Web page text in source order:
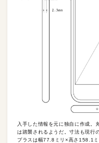
入手した情報を元に独自に作成
は踏襲されるようだ。寸法も現
プラスは幅77.8ミリ×高さ158.1